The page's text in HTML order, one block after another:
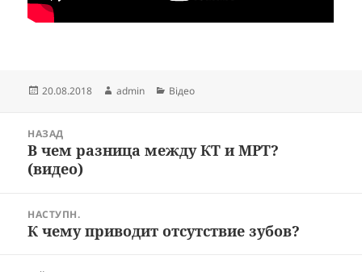
Опубліковано
20.08.2018 Автор
admin Категорії
Відео
записівНАЗАД
Попередній
запис:
В чем разница между КТ и МРТ?
(видео)
НАСТУПН.
Наступний
К чему приводит отсутствие зубов?